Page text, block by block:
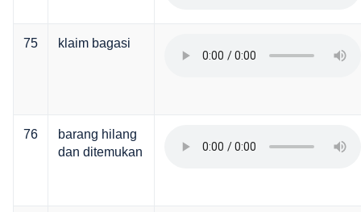
75 klaim bagasi
76
barang hilang
dan ditemukan